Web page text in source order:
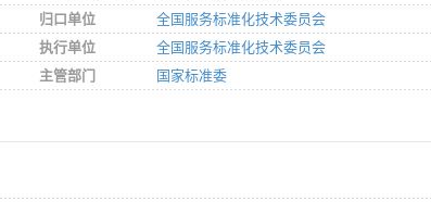
归口单位
全国服务标准化技术委员会
执行单位
全国服务标准化技术委员会
主管部门
国家标准委